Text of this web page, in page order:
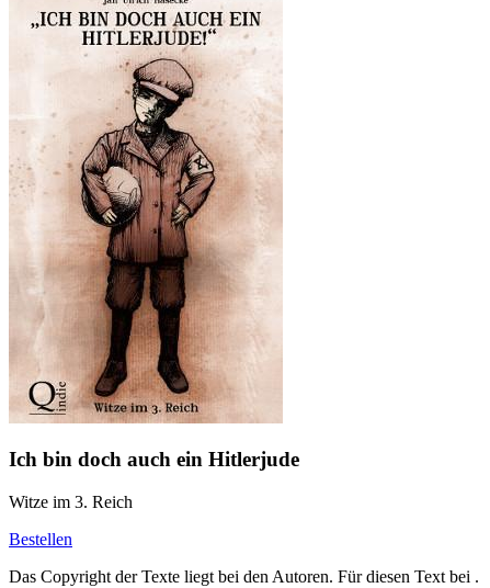
Ich bin doch auch ein Hitlerjude
Witze im 3. Reich
Bestellen
Das Copyright der Texte liegt bei den Autoren. Für diesen Text bei .